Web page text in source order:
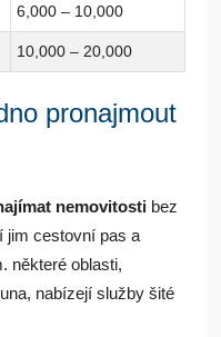
6,000 – 10,000
10,000 – 20,000
pronajmout
nemovitosti bez
jim cestovní pas a
některé oblasti,
nabízejí služby šité